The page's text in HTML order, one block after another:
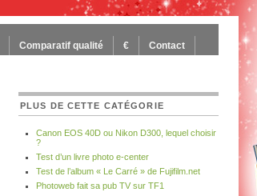
Comparatif qualité € Contact
PLUS DE CETTE CATÉGORIE
Canon EOS 40D ou Nikon D300, lequel choisir
?
Test d’un livre photo e-center
Test de l’album « Le Carré » de Fujifilm.net
Photoweb fait sa pub TV sur TF1